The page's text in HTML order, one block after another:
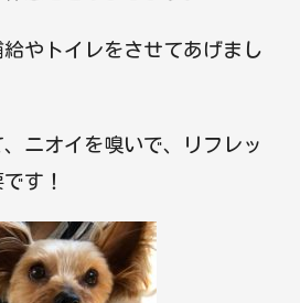
やトイレをさせてあげまし
ニオイを嗅いで、リフレッ
す！